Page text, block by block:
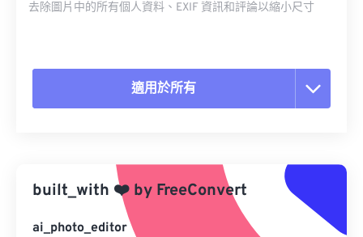
去除圖片中的所有個人資料、EXIF 資訊和評論以縮小尺寸
適用於所有
另存為預設
built_with ❤️ by FreeConvert
ai_photo_editor